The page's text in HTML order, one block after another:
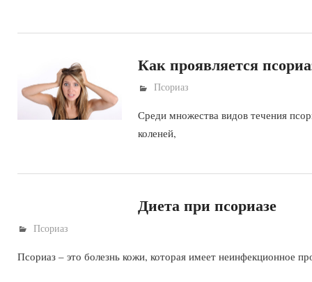
Как проявляется
Псориаз
Среди множества видов течения
коленей,
Диета при псориазе
Псориаз
Псориаз – это болезнь кожи, которая имеет неинфекционное